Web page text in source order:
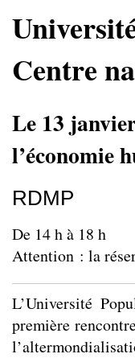
Centre
Le 13
l’économie
RDMP
De 14 h à 18 h
Attention : la
L’Université
première